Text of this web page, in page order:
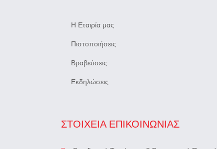
Η Εταιρία μας
Πιστοποιήσεις
Βραβεύσεις
Εκδηλώσεις
ΣΤΟΙΧΕΙΑ ΕΠΙΚΟΙΝΩΝΙΑΣ